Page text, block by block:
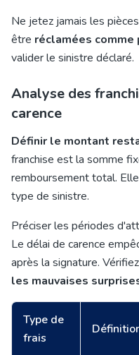
Ne jetez jamais les
être réclamées comme
valider le sinistre déclaré.
Analyse des
carence
Définir le montant
franchise est la somme
remboursement total.
type de sinistre.
Préciser les périodes
Le délai de carence
après la signature.
les mauvaises
Type de
frais